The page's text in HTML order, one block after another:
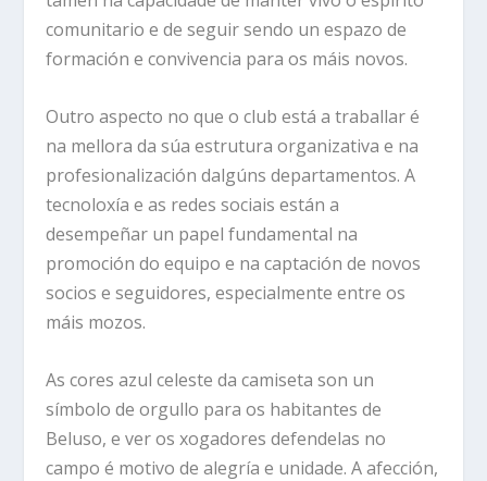
comunitario e de seguir sendo un espazo de
formación e convivencia para os máis novos.
Outro aspecto no que o club está a traballar é
na mellora da súa estrutura organizativa e na
profesionalización dalgúns departamentos. A
tecnoloxía e as redes sociais están a
desempeñar un papel fundamental na
promoción do equipo e na captación de novos
socios e seguidores, especialmente entre os
máis mozos.
As cores azul celeste da camiseta son un
símbolo de orgullo para os habitantes de
Beluso, e ver os xogadores defendelas no
campo é motivo de alegría e unidade. A afección,